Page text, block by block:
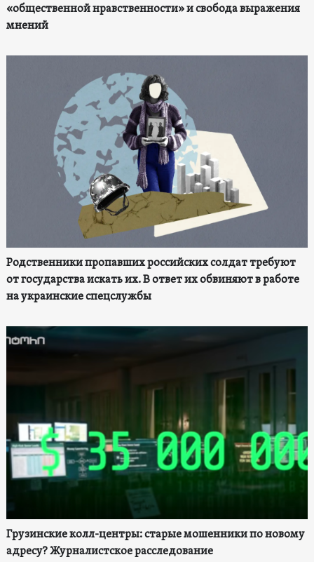
«общественной нравственности» и свобода выражения
мнений
Родственники пропавших российских солдат требуют
от государства искать их. В ответ их обвиняют в работе
на украинские спецслужбы
Грузинские колл-центры: старые мошенники по новому
адресу? Журналистское расследование